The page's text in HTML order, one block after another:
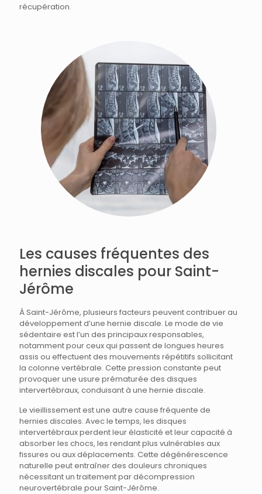
récupération.
Les causes fréquentes des
hernies discales pour Saint-
Jérôme
À Saint-Jérôme, plusieurs facteurs peuvent contribuer au
développement d’une hernie discale. Le mode de vie
sédentaire est l’un des principaux responsables,
notamment pour ceux qui passent de longues heures
assis ou effectuent des mouvements répétitifs sollicitant
la colonne vertébrale. Cette pression constante peut
provoquer une usure prématurée des disques
intervertébraux, conduisant à une hernie discale.
Le vieillissement est une autre cause fréquente de
hernies discales. Avec le temps, les disques
intervertébraux perdent leur élasticité et leur capacité à
absorber les chocs, les rendant plus vulnérables aux
fissures ou aux déplacements. Cette dégénérescence
naturelle peut entraîner des douleurs chroniques
nécessitant un traitement par décompression
neurovertébrale pour Saint-Jérôme.